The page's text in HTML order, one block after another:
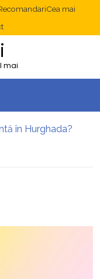
Cea mai
mai
în Hurghada?